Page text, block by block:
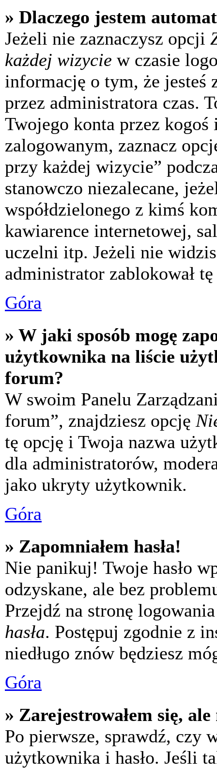
» Dlaczego jestem
Jeżeli nie zaznaczysz opcji
każdej wizycie w czasie
informację o tym, że jesteś
przez administratora czas.
Twojego konta przez kogoś
zalogowanym, zaznacz
przy każdej wizycie”
stanowczo niezalecane,
współdzielonego z kimś
kawiarence internetowej,
uczelni itp. Jeżeli nie
administrator zablokował
Góra
» W jaki sposób mogę
użytkownika na liście
forum?
W swoim Panelu
forum”, znajdziesz opcję
tę opcję i Twoja nazwa
dla administratorów,
jako ukryty użytkownik.
Góra
» Zapomniałem hasła!
Nie panikuj! Twoje hasło
odzyskane, ale bez
Przejdź na stronę
hasła. Postępuj zgodnie z
niedługo znów będziesz
Góra
» Zarejestrowałem się,
Po pierwsze, sprawdź, czy
użytkownika i hasło. Jeśli